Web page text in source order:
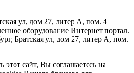
ул, дом 27, литер А, пом. 4
оборудование Интернет портал.
Братская ул, дом 27, литер А, пом.
этот сайт, Вы соглашаетесь на